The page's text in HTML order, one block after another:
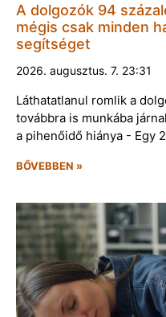
A dolgozók 94
mégis csak minden
segítséget
2026. augusztus. 7. 23:31
Láthatatlanul romlik a
továbbra is munkába
a pihenőidő hiánya - Egy
BŐVEBBEN »